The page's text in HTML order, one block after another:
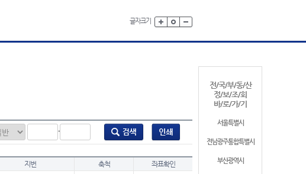
글자크기
전/국/부/동/산
정/보/조/회
바/로/가/기
서울특별시
전남광주통합특별시
부산광역시
-
지번 축척 좌표확인